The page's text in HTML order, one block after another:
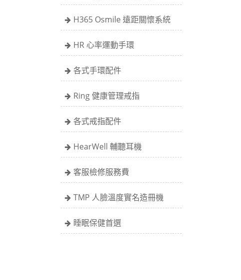
H365 Osmile 遠距關懷系統
HR 心率運動手環
各式手環配件
Ring 健康管理戒指
各式戒指配件
HearWell 輔聽耳機
客服檢修服務費
TMP 人臉溫度實名造冊機
睡眠保健首選